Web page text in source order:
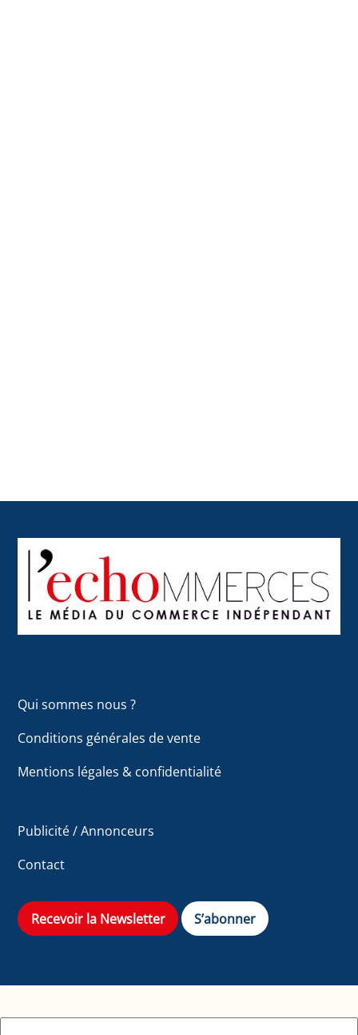
To
Top
Qui sommes nous ?
Conditions générales de vente
Mentions légales & confidentialité
Publicité / Annonceurs
Contact
Recevoir la Newsletter S’abonner